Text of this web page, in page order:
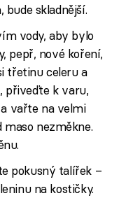
skladnější.
vody, aby bylo
pepř, nové koření,
třetinu celeru a
přiveďte k varu,
vařte na velmi
maso nezměkne.
pokusný talířek –
na kostičky.